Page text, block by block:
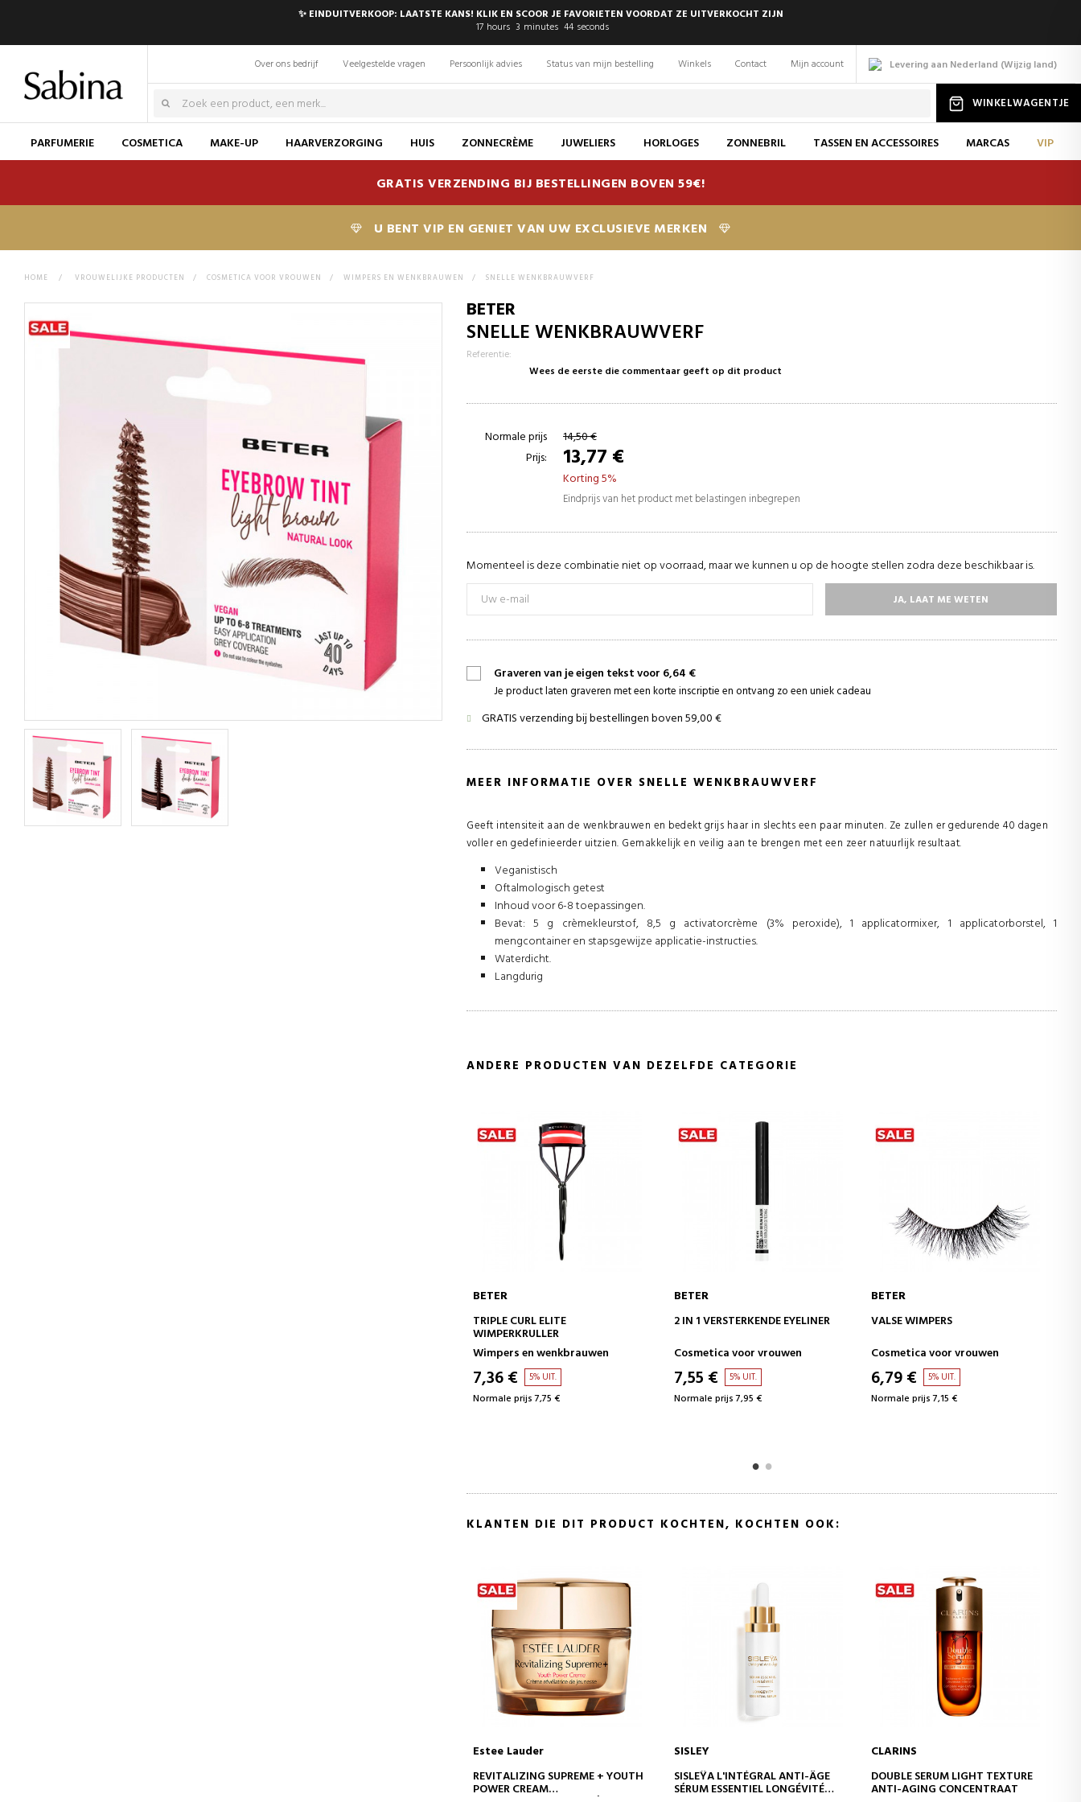
✨ EINDUITVERKOOP: LAATSTE KANS! KLIK EN SCOOR JE FAVORIETEN VOORDAT ZE UITVERKOCHT ZIJN
17 hours 3 minutes 43 seconds
Levering aan Nederland (Wijzig land)
Over ons bedrijf Veelgestelde vragen Persoonlijk advies Status van mijn bestelling Winkels Contact Mijn account
WINKELWAGENTJE
PARFUMERIE COSMETICA MAKE-UP HAARVERZORGING HUIS ZONNECRÈME JUWELIERS HORLOGES ZONNEBRIL TASSEN EN ACCESSOIRES MARCAS VIP
GRATIS VERZENDING BIJ BESTELLINGEN BOVEN 59€!
U BENT VIP EN GENIET VAN UW EXCLUSIEVE MERKEN
HOME > VROUWELIJKE PRODUCTEN > COSMETICA VOOR VROUWEN > WIMPERS EN WENKBRAUWEN > SNELLE WENKBRAUWVERF
BETER
SNELLE WENKBRAUWVERF
Referentie:
Wees de eerste die commentaar geeft op dit product
Normale prijs
14,50 €
Prijs:
13,77 €
Korting 5%
Eindprijs van het product met belastingen inbegrepen
Momenteel is deze combinatie niet op voorraad, maar we kunnen u op de hoogte stellen zodra deze beschikbaar is.
JA, LAAT ME WETEN
Graveren van je eigen tekst voor 6,64 €
Je product laten graveren met een korte inscriptie en ontvang zo een uniek cadeau
GRATIS verzending bij bestellingen boven 59,00 €
MEER INFORMATIE OVER SNELLE WENKBRAUWVERF
Geeft intensiteit aan de wenkbrauwen en bedekt grijs haar in slechts een paar minuten. Ze zullen er gedurende 40 dagen
voller en gedefinieerder uitzien. Gemakkelijk en veilig aan te brengen met een zeer natuurlijk resultaat.
Veganistisch
Oftalmologisch getest
Inhoud voor 6-8 toepassingen.
Bevat: 5 g crèmekleurstof, 8,5 g activatorcrème (3% peroxide), 1 applicatormixer, 1 applicatorborstel, 1
mengcontainer en stapsgewijze applicatie-instructies.
Waterdicht.
Langdurig
ANDERE PRODUCTEN VAN DEZELFDE CATEGORIE
IN WINKELWAGEN
BETER
2 IN 1 VERSTERKENDE EYELINER
Cosmetica voor vrouwen
7,55 € 5% UIT.
Normale prijs 7,95 €
IN WINKELWAGEN
BETER
VALSE WIMPERS
Cosmetica voor vrouwen
6,79 € 5% UIT.
Normale prijs 7,15 €
IN WINKELWAGEN
BETER
PINCET MET GOUPILLON
Wimpers en wenkbrauwen
4,70 € 5% UIT.
Normale prijs 4,95 €
KLANTEN DIE DIT PRODUCT KOCHTEN, KOCHTEN OOK:
IN WINKELWAGEN
SISLEY
SISLEŸA L'INTÉGRAL ANTI-ÂGE
SÉRUM ESSENTIEL LONGÉVITÉ
IN WINKELWAGEN
CLARINS
DOUBLE SERUM LIGHT TEXTURE
ANTI-AGING CONCENTRAAT
IN WINKELWAGEN
LANCOME
RÉNERGIE CRX TRIPLE SERUM
RETINOL